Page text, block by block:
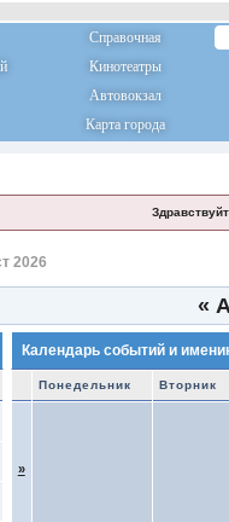
Справочная
Кинотеатры
Автовокзал
Карта города
2026
«
Календарь событий и
Понедельник Вторник
»